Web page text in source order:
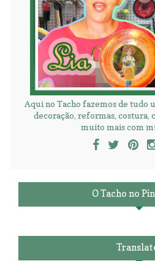
Aqui no Tacho fazemos de tudo
decoração, reformas, costura,
muito mais com
O Tacho no